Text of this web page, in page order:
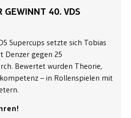
GEWINNT 40. VDS
Supercups setzte sich Tobias
Denzer gegen 25
Bewertet wurden Theorie,
– in Rollenspielen mit